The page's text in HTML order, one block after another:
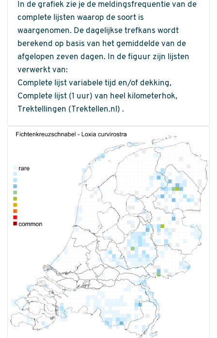
In de grafiek zie je de meldingsfrequentie van de
complete lijsten waarop de soort is
waargenomen. De dagelijkse trefkans wordt
berekend op basis van het gemiddelde van de
afgelopen zeven dagen. In de figuur zijn lijsten
verwerkt van:
Complete lijst variabele tijd en/of dekking,
Complete lijst (1 uur) van heel kilometerhok,
Trektellingen (Trektellen.nl) .